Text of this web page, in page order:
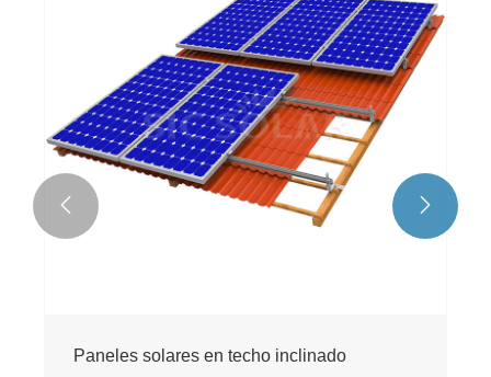
Paneles solares en techo inclinado
 